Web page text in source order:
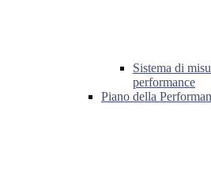
Sistema di
performance
Piano della